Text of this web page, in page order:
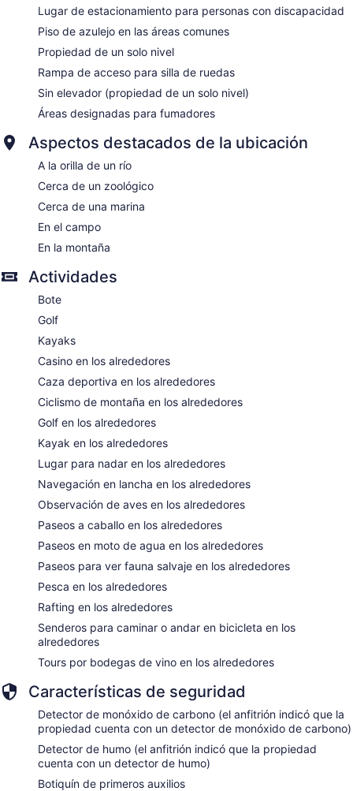
Lugar de estacionamiento para personas con discapacidad
Piso de azulejo en las áreas comunes
Propiedad de un solo nivel
Rampa de acceso para silla de ruedas
Sin elevador (propiedad de un solo nivel)
Áreas designadas para fumadores
Aspectos destacados de la ubicación
A la orilla de un río
Cerca de un zoológico
Cerca de una marina
En el campo
En la montaña
Actividades
Bote
Golf
Kayaks
Casino en los alrededores
Caza deportiva en los alrededores
Ciclismo de montaña en los alrededores
Golf en los alrededores
Kayak en los alrededores
Lugar para nadar en los alrededores
Navegación en lancha en los alrededores
Observación de aves en los alrededores
Paseos a caballo en los alrededores
Paseos en moto de agua en los alrededores
Paseos para ver fauna salvaje en los alrededores
Pesca en los alrededores
Rafting en los alrededores
Senderos para caminar o andar en bicicleta en los
alrededores
Tours por bodegas de vino en los alrededores
Características de seguridad
Detector de monóxido de carbono (el anfitrión indicó que la
propiedad cuenta con un detector de monóxido de carbono)
Detector de humo (el anfitrión indicó que la propiedad
cuenta con un detector de humo)
Botiquín de primeros auxilios